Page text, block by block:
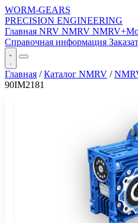
WORM-GEARS
PRECISION ENGINEERING
Главная NRV NMRV
Справочная информация
Главная / Каталог NMRV /
90IM2181